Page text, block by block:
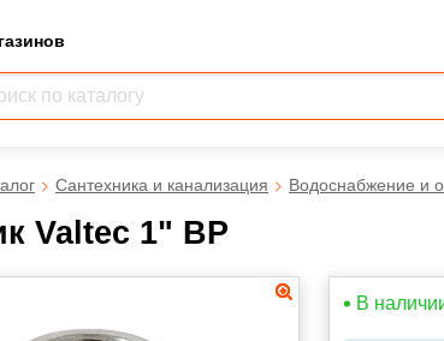
Сантехника и канализация Водоснабжение и
Valtec 1" ВР
В